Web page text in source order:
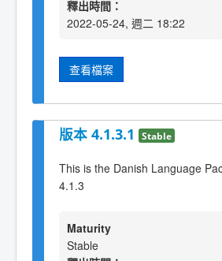
釋出時間：
2022-05-24, 週二 18:22
查看檔案
版本 4.1.3.1 Stable
This is the Danish Language
4.1.3
Maturity
Stable